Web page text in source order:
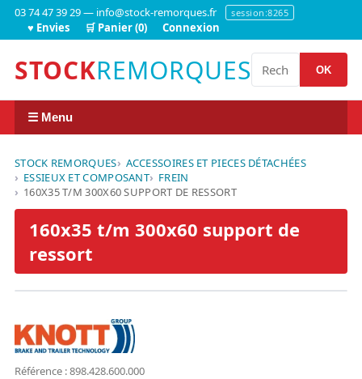
03 74 47 39 29 — info@stock-remorques.fr session:8265
♥ Envies 🛒 Panier (0) Connexion
STOCKREMORQUES OK
☰ Menu
STOCK REMORQUES
ACCESSOIRES ET PIECES DÉTACHÉES
ESSIEUX ET COMPOSANT
FREIN
160X35 T/M 300X60 SUPPORT DE RESSORT
160x35 t/m 300x60 support de
ressort
Référence : 898.428.600.000